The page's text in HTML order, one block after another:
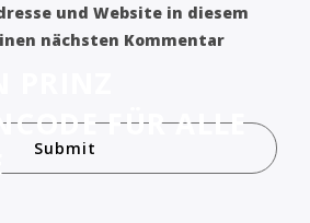
PRINZ
FÜR ALLE
und Website in diesem
nächsten Kommentar